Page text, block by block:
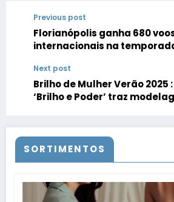
Previous post
Florianópolis ganha 680
internacionais na
Next post
Brilho de Mulher Verão 2025
‘Brilho e Poder’ traz
SORTIMENTOS